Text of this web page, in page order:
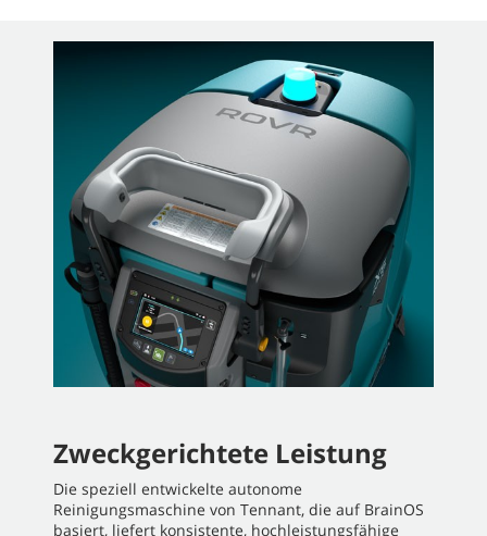
Zweckgerichtete Leistung
Die speziell entwickelte autonome
Reinigungsmaschine von Tennant, die auf BrainOS
basiert, liefert konsistente, hochleistungsfähige